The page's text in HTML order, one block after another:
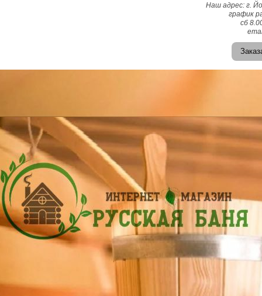
Наш адрес: г.
график
сб